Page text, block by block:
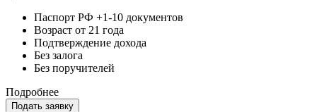
Паспорт РФ +1-10 документов
Возраст от 21 года
Подтверждение дохода
Без залога
Без поручителей
Подробнее
Подать заявку